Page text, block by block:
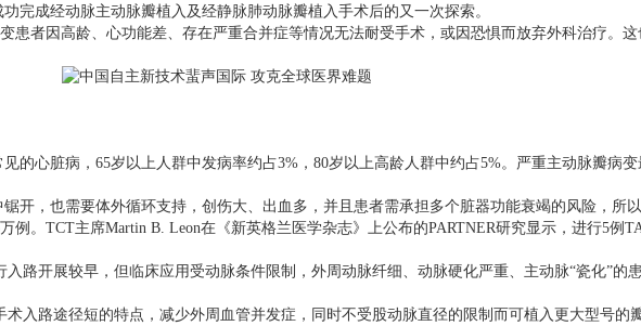
成经动脉主动脉瓣植入及经静脉肺动脉瓣植入手术后的又一次探索。
患者因高龄、心功能差、存在严重合并症等情况无法耐受手术，或因恐惧而放弃外科治疗。
的心脏病， 65岁以上人群中发病率约占3% ， 80岁以上高龄人群中约占5%。严重主动脉瓣病
，也需要体外循环支持，创伤大、出血多，并且患者需承担多个脏器功能衰竭的风险，所以
万例。 TCT主席Martin B. Leon在《新英格兰医学杂志》上公布的PARTNER研究显示，进行5例
路开展较早，但临床应用受动脉条件限制，外周动脉纤细、动脉硬化严重、主动脉“瓷化”的
术入路途径短的特点，减少外周血管并发症，同时不受股动脉直径的限制而可植入更大型号的